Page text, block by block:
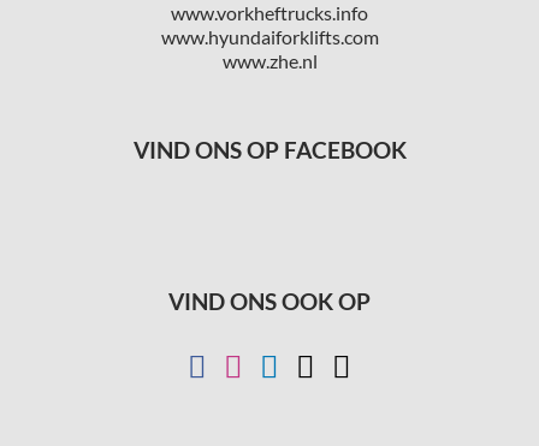
www.vorkheftrucks.info
www.hyundaiforklifts.com
www.zhe.nl
VIND ONS OP FACEBOOK
VIND ONS OOK OP